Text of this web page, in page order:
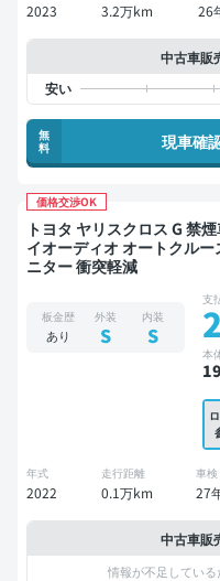
2023 3.2万km 26
中古車販
無
料
現車確
価格交渉OK
トヨタ ヤリスクロス G 禁煙車 整備記録簿あり ディスプレ
イオーディオ オートクル
ニター 衝突軽減
板金歴
あり
外装
S
内装
S
支
本
年式
2022
走行距離
0.1万km
車検
27
中古車販
情報が不足している